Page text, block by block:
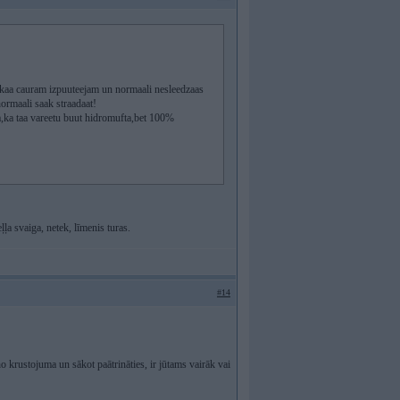
cauram izpuuteejam un normaali nesleedzaas
saak straadaat!
taa vareetu buut hidromufta,bet 100%
svaiga, netek, līmenis turas.
#14
krustojuma un sākot paātrināties, ir jūtams vairāk vai